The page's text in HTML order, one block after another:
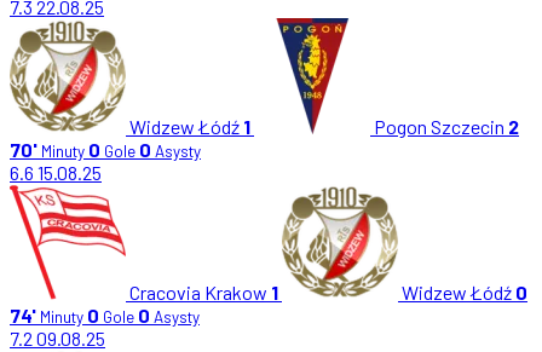
7.3 22.08.25
Widzew Łódź 1 Pogon Szczecin 2
70' Minuty 0 Gole 0 Asysty
6.6 15.08.25
Cracovia Krakow 1 Widzew Łódź 0
74' Minuty 0 Gole 0 Asysty
7.2 09.08.25